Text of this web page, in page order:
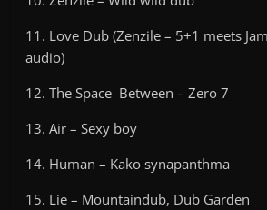
11. Love Dub (Zenzile – 5+1 meets
audio)
12. The Space Between – Zero 7
13. Air – Sexy boy
14. Human – Kako synapanthma
15. Lie – Mountaindub, Dub Garden